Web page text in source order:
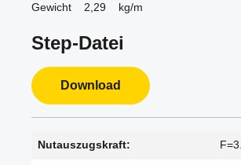
Gewicht 2,29 kg/m
Step-Datei
Download
Nutauszugskraft: